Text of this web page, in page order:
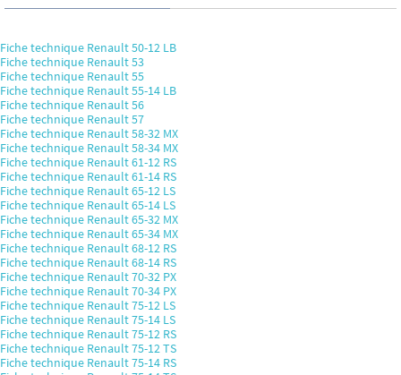
Fiche technique Renault 50-12 LB
Fiche technique Renault 53
Fiche technique Renault 55
Fiche technique Renault 55-14 LB
Fiche technique Renault 56
Fiche technique Renault 57
Fiche technique Renault 58-32 MX
Fiche technique Renault 58-34 MX
Fiche technique Renault 61-12 RS
Fiche technique Renault 61-14 RS
Fiche technique Renault 65-12 LS
Fiche technique Renault 65-14 LS
Fiche technique Renault 65-32 MX
Fiche technique Renault 65-34 MX
Fiche technique Renault 68-12 RS
Fiche technique Renault 68-14 RS
Fiche technique Renault 70-32 PX
Fiche technique Renault 70-34 PX
Fiche technique Renault 75-12 LS
Fiche technique Renault 75-14 LS
Fiche technique Renault 75-12 RS
Fiche technique Renault 75-12 TS
Fiche technique Renault 75-14 RS